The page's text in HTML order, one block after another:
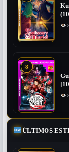
8
ÚLTIMOS